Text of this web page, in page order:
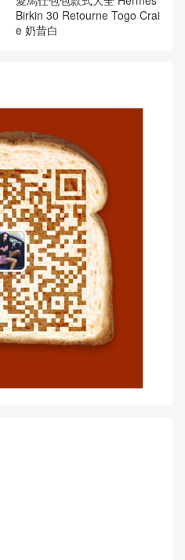
Birkin 30 Retourne Togo Crai
e 奶昔白